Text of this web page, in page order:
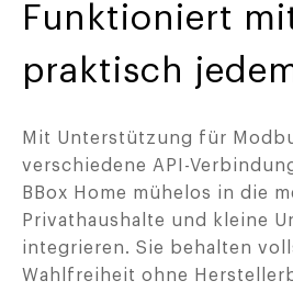
Funktioniert
praktisch
Mit Unterstützung für
verschiedene API-
BBox Home mühelos in die
Privathaushalte und kleine
integrieren. Sie behalten
Wahlfreiheit ohne